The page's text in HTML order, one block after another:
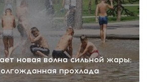
новая волна сильной жары:
прохлада